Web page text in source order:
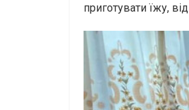
приготувати їжу,